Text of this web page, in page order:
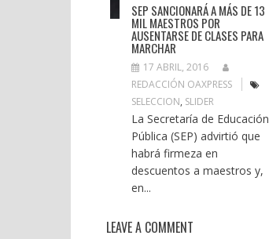
SEP SANCIONARÁ A MÁS DE 13
MIL MAESTROS POR
AUSENTARSE DE CLASES PARA
MARCHAR
17 ABRIL, 2016
REDACCIÓN OAXPRESS
SELECCION, SLIDER
La Secretaría de Educación
Pública (SEP) advirtió que
habrá firmeza en
descuentos a maestros y,
en...
LEAVE A COMMENT